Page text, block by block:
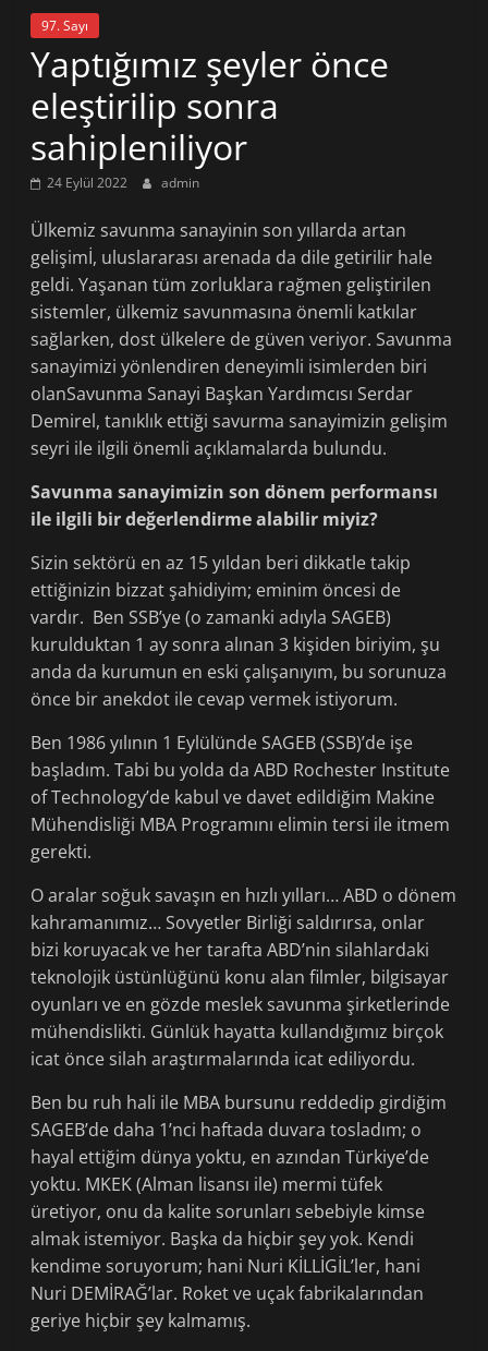
97. Sayı
Yaptığımız şeyler önce
eleştirilip sonra
sahipleniliyor
24 Eylül 2022 admin
Ülkemiz savunma sanayinin son yıllarda artan
gelişimİ, uluslararası arenada da dile getirilir hale
geldi. Yaşanan tüm zorluklara rağmen geliştirilen
sistemler, ülkemiz savunmasına önemli katkılar
sağlarken, dost ülkelere de güven veriyor. Savunma
sanayimizi yönlendiren deneyimli isimlerden biri
olanSavunma Sanayi Başkan Yardımcısı Serdar
Demirel, tanıklık ettiği savurma sanayimizin gelişim
seyri ile ilgili önemli açıklamalarda bulundu.
Savunma sanayimizin son dönem performansı
ile ilgili bir değerlendirme alabilir miyiz?
Sizin sektörü en az 15 yıldan beri dikkatle takip
ettiğinizin bizzat şahidiyim; eminim öncesi de
vardır. Ben SSB’ye (o zamanki adıyla SAGEB)
kurulduktan 1 ay sonra alınan 3 kişiden biriyim, şu
anda da kurumun en eski çalışanıyım, bu sorunuza
önce bir anekdot ile cevap vermek istiyorum.
Ben 1986 yılının 1 Eylülünde SAGEB (SSB)’de işe
başladım. Tabi bu yolda da ABD Rochester Institute
of Technology’de kabul ve davet edildiğim Makine
Mühendisliği MBA Programını elimin tersi ile itmem
gerekti.
O aralar soğuk savaşın en hızlı yılları… ABD o dönem
kahramanımız… Sovyetler Birliği saldırırsa, onlar
bizi koruyacak ve her tarafta ABD’nin silahlardaki
teknolojik üstünlüğünü konu alan filmler, bilgisayar
oyunları ve en gözde meslek savunma şirketlerinde
mühendislikti. Günlük hayatta kullandığımız birçok
icat önce silah araştırmalarında icat ediliyordu.
Ben bu ruh hali ile MBA bursunu reddedip girdiğim
SAGEB’de daha 1’nci haftada duvara tosladım; o
hayal ettiğim dünya yoktu, en azından Türkiye’de
yoktu. MKEK (Alman lisansı ile) mermi tüfek
üretiyor, onu da kalite sorunları sebebiyle kimse
almak istemiyor. Başka da hiçbir şey yok. Kendi
kendime soruyorum; hani Nuri KİLLİGİL’ler, hani
Nuri DEMİRAĞ’lar. Roket ve uçak fabrikalarından
geriye hiçbir şey kalmamış.